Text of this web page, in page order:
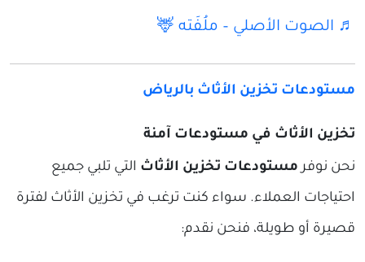
♬ الصوت الأصلي – ملُفَته 🦌
مستودعات تخزين الأثاث بالرياض
تخزين الأثاث في مستودعات آمنة
نحن نوفرمستودعات تخزين الأثاث التي تلبي جميع
احتياجات العملاء. سواء كنت ترغب في تخزين الأثاث لفترة
قصيرة أو طويلة، فنحن نقدم: